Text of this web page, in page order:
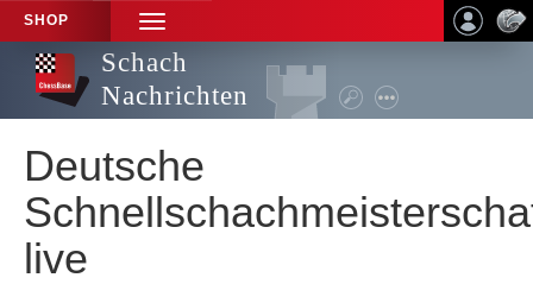
SHOP
TOGGLE
NAVIGATION
Schach
Nachrichten
Deutsche
live